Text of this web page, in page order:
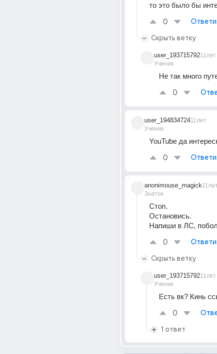
то это было бы
0
Скрыть ветку
user_193715792
Ученик
11лет
Не так много
0
user_194834724
Ученик
11лет
YouTube да
0
anonimouse_magick
Знаток
Стоп.
Остановись.
Напиши в ЛС,
0
Скрыть ветку
user_193715792
Ученик
11лет
Есть вк? Кинь
0
1 ответ